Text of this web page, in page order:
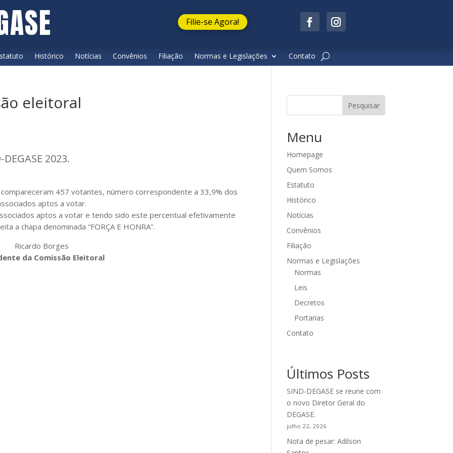
Filie-se Agora!
Histórico Notícias Convênios Filiação Normas e Legislações Contato
eleitoral
2023.
457 votantes, número correspondente a 33,9% dos
aptos a votar.
aptos a votar e tendo sido este percentual efetivamente
a chapa denominada “FORÇA E HONRA”.
Ricardo Borges
da Comissão Eleitoral
Pesquisar
Menu
Homepage
Quem Somos
Estatuto
Histórico
Notícias
Convênios
Filiação
Normas e Legislações
Normas
Leis
Decretos
Portarias
Contato
Últimos Posts
SIND-DEGASE se reune com
o novo Diretor Geral do
DEGASE.
julho 22, 2026
Nota de pesar: Adilson